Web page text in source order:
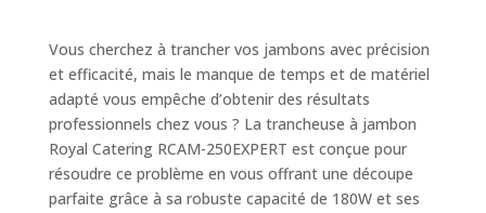
Vous cherchez à trancher vos jambons avec précision
et efficacité, mais le manque de temps et de matériel
adapté vous empêche d’obtenir des résultats
professionnels chez vous ? La trancheuse à jambon
Royal Catering RCAM-250EXPERT est conçue pour
résoudre ce problème en vous offrant une découpe
parfaite grâce à sa robuste capacité de 180W et ses